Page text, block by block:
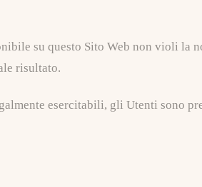
su questo Sito Web non violi la
risultato.
esercitabili, gli Utenti sono